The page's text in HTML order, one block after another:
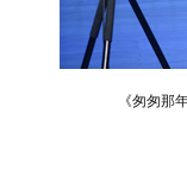
《匆匆那